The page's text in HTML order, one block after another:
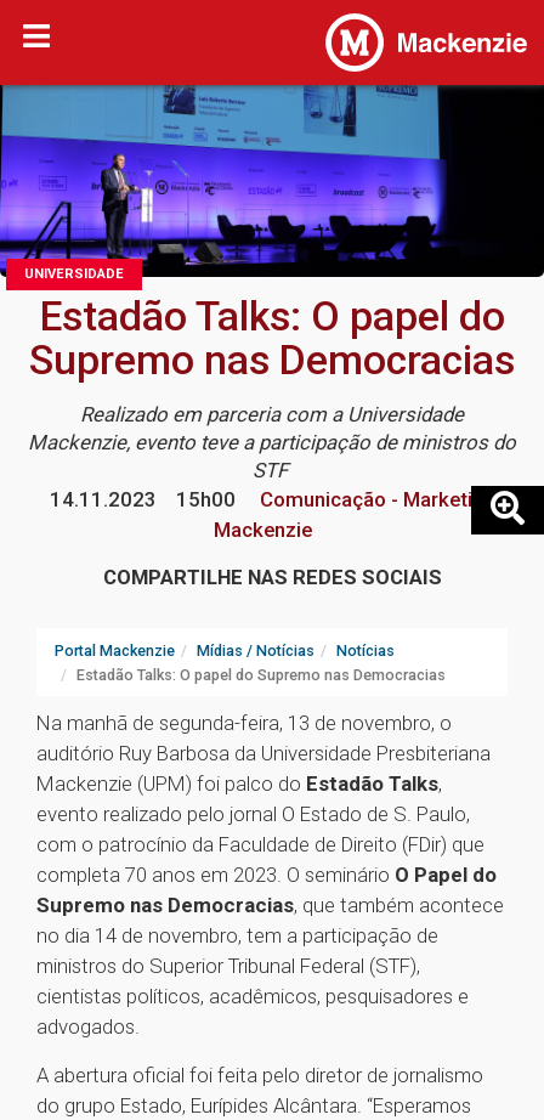
UNIVERSIDADE
Estadão Talks: O papel do
Supremo nas Democracias
Realizado em parceria com a Universidade
Mackenzie, evento teve a participação de ministros do
STF
14.11.2023
15h00
Comunicação - Marketing
Mackenzie
COMPARTILHE NAS REDES SOCIAIS
Portal Mackenzie Mídias / Notícias
Notícias
Estadão Talks: O papel do Supremo nas Democracias
Na manhã de segunda-feira, 13 de novembro, o
auditório Ruy Barbosa da Universidade Presbiteriana
Mackenzie (UPM) foi palco do Estadão Talks,
evento realizado pelo jornal O Estado de S. Paulo,
com o patrocínio da Faculdade de Direito (FDir) que
completa 70 anos em 2023. O seminário O Papel do
Supremo nas Democracias, que também acontece
no dia 14 de novembro, tem a participação de
ministros do Superior Tribunal Federal (STF),
cientistas políticos, acadêmicos, pesquisadores e
advogados.
A abertura oficial foi feita pelo diretor de jornalismo
do grupo Estado, Eurípides Alcântara. “Esperamos